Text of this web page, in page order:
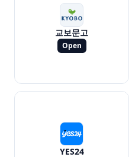
교보문고
Open
YES24